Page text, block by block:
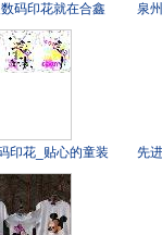
码印花就在合鑫
碑好的泳装数码印
花
泉
印花_贴心的童装
公司是哪家
先